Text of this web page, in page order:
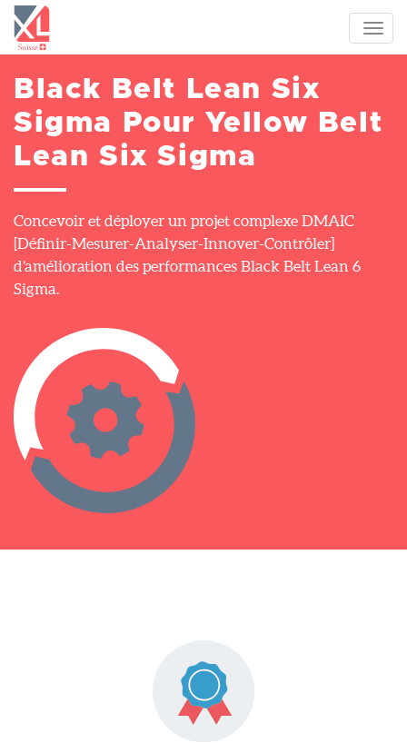
Aller
contenu
Black Belt Lean Six
Sigma Pour Yellow Belt
Lean Six Sigma
Concevoir et déployer un projet complexe DMAIC
[Définir-Mesurer-Analyser-Innover-Contrôler]
d’amélioration des performances Black Belt Lean 6
Sigma.